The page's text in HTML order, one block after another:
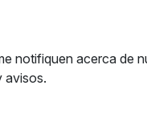
notifiquen acerca de
avisos.